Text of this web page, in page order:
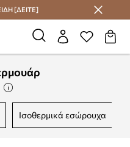
Answear Club
[ΔΕΙΤΕ]
ισοθερμικά εσώρουχα